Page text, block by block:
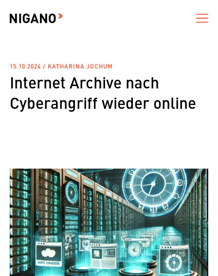
15.10.2024 / KATHARINA JOCHUM
Internet Archive nach
Cyber­angriff wieder online